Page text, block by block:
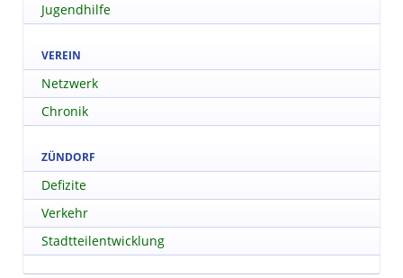
Jugendhilfe
VEREIN
Netzwerk
Chronik
ZÜNDORF
Defizite
Verkehr
Stadtteilentwicklung